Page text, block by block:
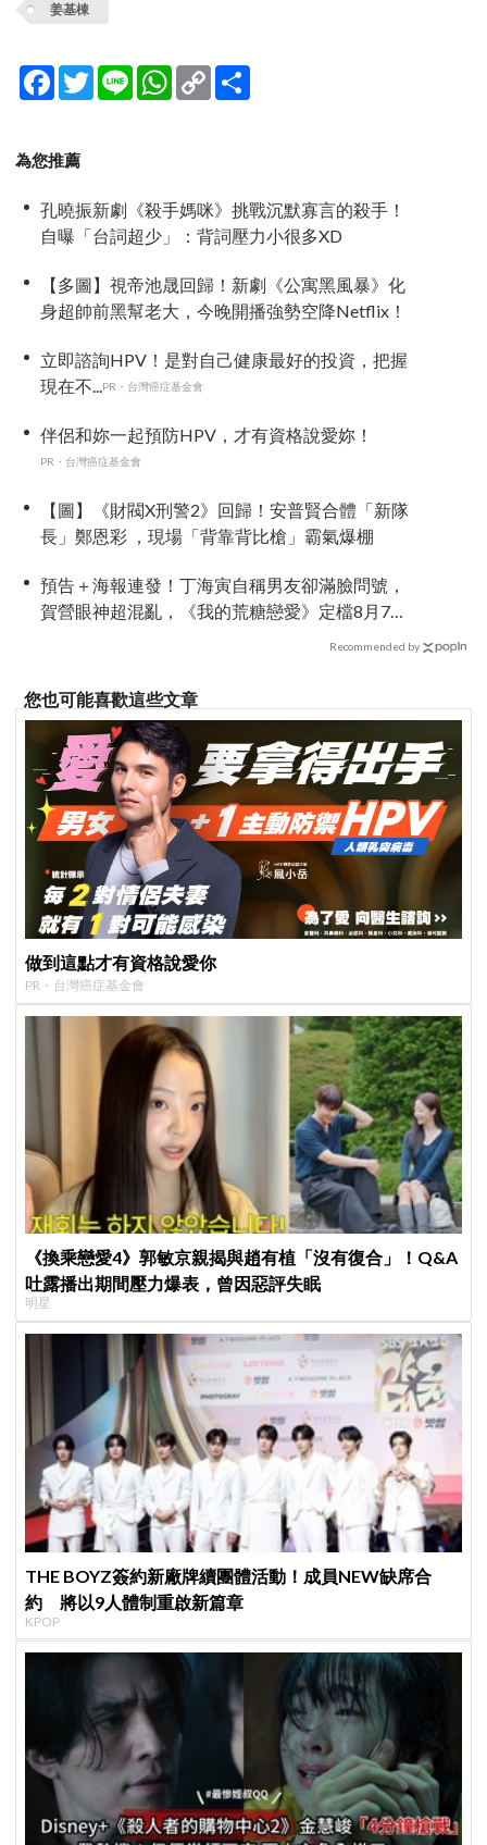
姜基棟
Facebook
TwitterLine WhatsApp
Copy
Link
為您推薦
孔曉振新劇《殺手媽咪》挑戰沉默寡言的殺手！
自曝「台詞超少」：背詞壓力小很多XD
【多圖】視帝池晟回歸！新劇《公寓黑風暴》化
身超帥前黑幫老大，今晚開播強勢空降Netflix！
立即諮詢HPV！是對自己健康最好的投資，把握
現在不...PR・台灣癌症基金會
伴侶和妳一起預防HPV，才有資格說愛妳！
PR・台灣癌症基金會
【圖】《財閥X刑警2》回歸！安普賢合體「新隊
長」鄭恩彩 ，現場「背靠背比槍」霸氣爆棚
預告＋海報連發！丁海寅自稱男友卻滿臉問號，
賀營眼神超混亂，《我的荒糖戀愛》定檔8月7
Recommended by
您也可能喜歡這些文章
做到這點才有資格說愛你
PR・台灣癌症基金會
《換乘戀愛4》郭敏京親揭與趙有植「沒有復合」！Q&A
吐露播出期間壓力爆表，曾因惡評失眠
明星
THE BOYZ簽約新廠牌續團體活動！成員NEW缺席合
約 將以9人體制重啟新篇章
KPOP